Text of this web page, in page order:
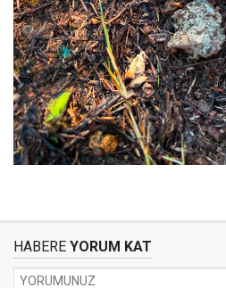
HABERE YORUM KAT